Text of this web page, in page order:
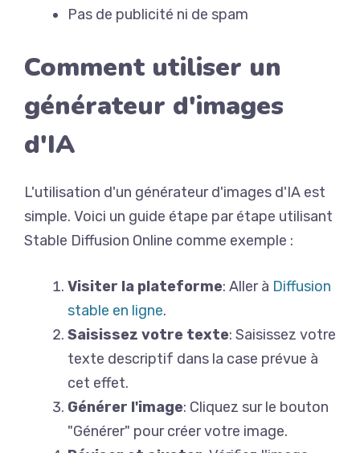
Pas de publicité ni de spam
Comment utiliser un
générateur d'images
d'IA
L'utilisation d'un générateur d'images d'IA est
simple. Voici un guide étape par étape utilisant
Stable Diffusion Online comme exemple :
Visiter la plateforme: Aller à Diffusion
stable en ligne.
Saisissez votre texte: Saisissez votre
texte descriptif dans la case prévue à
cet effet.
Générer l'image: Cliquez sur le bouton
"Générer" pour créer votre image.